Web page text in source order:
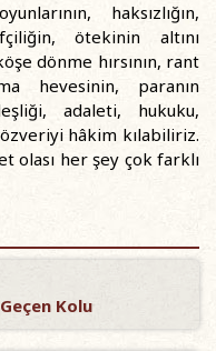
haksızlığın,
ötekinin altını
dönme hırsının, rant
hevesinin, paranın
adaleti, hukuku,
özveriyi hâkim kılabiliriz.
olası her şey çok farklı
Kolu